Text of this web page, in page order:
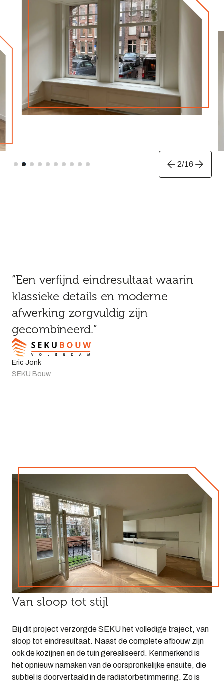
2/16
“Een verfijnd eindresultaat waarin
klassieke details en moderne
afwerking zorgvuldig zijn
gecombineerd.”
Eric Jonk
SEKU Bouw
Van sloop tot stijl
Bij dit project verzorgde SEKU het volledige traject, van
sloop tot eindresultaat. Naast de complete afbouw zijn
ook de kozijnen en de tuin gerealiseerd. Kenmerkend is
het opnieuw namaken van de oorspronkelijke ensuite, die
subtiel is doorvertaald in de radiatorbetimmering. Zo is